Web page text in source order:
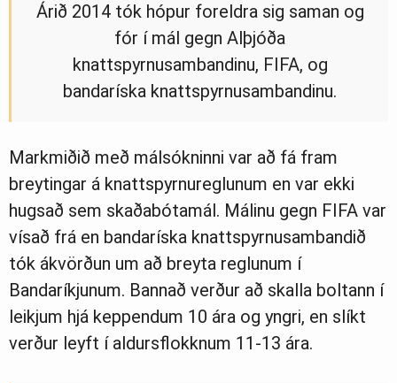
Árið 2014 tók hópur foreldra sig saman og
fór í mál gegn Alþjóða
knattspyrnusambandinu, FIFA, og
bandaríska knattspyrnusambandinu.
Markmiðið með málsókninni var að fá fram
breytingar á knattspyrnureglunum en var ekki
hugsað sem skaðabótamál. Málinu gegn FIFA var
vísað frá en bandaríska knattspyrnusambandið
tók ákvörðun um að breyta reglunum í
Bandaríkjunum. Bannað verður að skalla boltann í
leikjum hjá keppendum 10 ára og yngri, en slíkt
verður leyft í aldursflokknum 11-13 ára.